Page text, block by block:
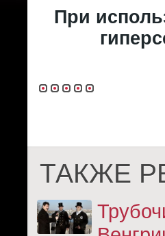
При
ТАКЖЕ